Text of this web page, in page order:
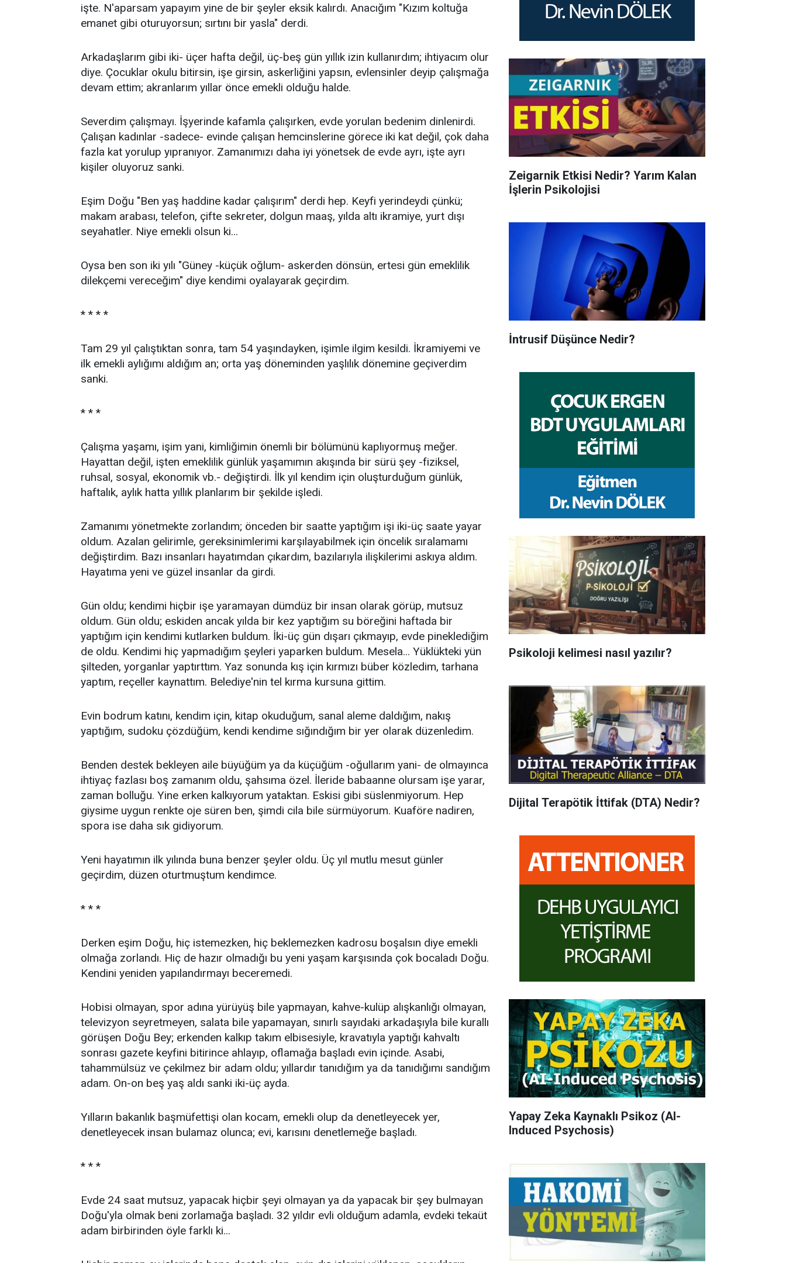
işte. N'aparsam yapayım yine de bir şeyler eksik kalırdı. Anacığım "Kızım koltuğa
emanet gibi oturuyorsun; sırtını bir yasla" derdi.
Arkadaşlarım gibi iki- üçer hafta değil, üç-beş gün yıllık izin kullanırdım; ihtiyacım olur
diye. Çocuklar okulu bitirsin, işe girsin, askerliğini yapsın, evlensinler deyip çalışmağa
devam ettim; akranlarım yıllar önce emekli olduğu halde.
Severdim çalışmayı. İşyerinde kafamla çalışırken, evde yorulan bedenim dinlenirdi.
Çalışan kadınlar -sadece- evinde çalışan hemcinslerine görece iki kat değil, çok daha
fazla kat yorulup yıpranıyor. Zamanımızı daha iyi yönetsek de evde ayrı, işte ayrı
kişiler oluyoruz sanki.
Eşim Doğu "Ben yaş haddine kadar çalışırım" derdi hep. Keyfi yerindeydi çünkü;
makam arabası, telefon, çifte sekreter, dolgun maaş, yılda altı ikramiye, yurt dışı
seyahatler. Niye emekli olsun ki...
Oysa ben son iki yılı "Güney -küçük oğlum- askerden dönsün, ertesi gün emeklilik
dilekçemi vereceğim" diye kendimi oyalayarak geçirdim.
* * * *
Tam 29 yıl çalıştıktan sonra, tam 54 yaşındayken, işimle ilgim kesildi. İkramiyemi ve
ilk emekli aylığımı aldığım an; orta yaş döneminden yaşlılık dönemine geçiverdim
sanki.
* * *
Çalışma yaşamı, işim yani, kimliğimin önemli bir bölümünü kaplıyormuş meğer.
Hayattan değil, işten emeklilik günlük yaşamımın akışında bir sürü şey -fiziksel,
ruhsal, sosyal, ekonomik vb.- değiştirdi. İlk yıl kendim için oluşturduğum günlük,
haftalık, aylık hatta yıllık planlarım bir şekilde işledi.
Zamanımı yönetmekte zorlandım; önceden bir saatte yaptığım işi iki-üç saate yayar
oldum. Azalan gelirimle, gereksinimlerimi karşılayabilmek için öncelik sıralamamı
değiştirdim. Bazı insanları hayatımdan çıkardım, bazılarıyla ilişkilerimi askıya aldım.
Hayatıma yeni ve güzel insanlar da girdi.
Gün oldu; kendimi hiçbir işe yaramayan dümdüz bir insan olarak görüp, mutsuz
oldum. Gün oldu; eskiden ancak yılda bir kez yaptığım su böreğini haftada bir
yaptığım için kendimi kutlarken buldum. İki-üç gün dışarı çıkmayıp, evde pineklediğim
de oldu. Kendimi hiç yapmadığım şeyleri yaparken buldum. Mesela... Yüklükteki yün
şilteden, yorganlar yaptırttım. Yaz sonunda kış için kırmızı büber közledim, tarhana
yaptım, reçeller kaynattım. Belediye'nin tel kırma kursuna gittim.
Evin bodrum katını, kendim için, kitap okuduğum, sanal aleme daldığım, nakış
yaptığım, sudoku çözdüğüm, kendi kendime sığındığım bir yer olarak düzenledim.
Benden destek bekleyen aile büyüğüm ya da küçüğüm -oğullarım yani- de olmayınca
ihtiyaç fazlası boş zamanım oldu, şahsıma özel. İleride babaanne olursam işe yarar,
zaman bolluğu. Yine erken kalkıyorum yataktan. Eskisi gibi süslenmiyorum. Hep
giysime uygun renkte oje süren ben, şimdi cila bile sürmüyorum. Kuaföre nadiren,
spora ise daha sık gidiyorum.
Yeni hayatımın ilk yılında buna benzer şeyler oldu. Üç yıl mutlu mesut günler
geçirdim, düzen oturtmuştum kendimce.
* * *
Derken eşim Doğu, hiç istemezken, hiç beklemezken kadrosu boşalsın diye emekli
olmağa zorlandı. Hiç de hazır olmadığı bu yeni yaşam karşısında çok bocaladı Doğu.
Kendini yeniden yapılandırmayı beceremedi.
Hobisi olmayan, spor adına yürüyüş bile yapmayan, kahve-kulüp alışkanlığı olmayan,
televizyon seyretmeyen, salata bile yapamayan, sınırlı sayıdaki arkadaşıyla bile kurallı
görüşen Doğu Bey; erkenden kalkıp takım elbisesiyle, kravatıyla yaptığı kahvaltı
sonrası gazete keyfini bitirince ahlayıp, oflamağa başladı evin içinde. Asabi,
tahammülsüz ve çekilmez bir adam oldu; yıllardır tanıdığım ya da tanıdığımı sandığım
adam. On-on beş yaş aldı sanki iki-üç ayda.
Yılların bakanlık başmüfettişi olan kocam, emekli olup da denetleyecek yer,
denetleyecek insan bulamaz olunca; evi, karısını denetlemeğe başladı.
* * *
Evde 24 saat mutsuz, yapacak hiçbir şeyi olmayan ya da yapacak bir şey bulmayan
Doğu'yla olmak beni zorlamağa başladı. 32 yıldır evli olduğum adamla, evdeki tekaüt
adam birbirinden öyle farklı ki...
Zeigarnik Etkisi Nedir? Yarım Kalan
İşlerin Psikolojisi
İntrusif Düşünce Nedir?
Psikoloji kelimesi nasıl yazılır?
Dijital Terapötik İttifak (DTA) Nedir?
Yapay Zeka Kaynaklı Psikoz (AI-
Induced Psychosis)